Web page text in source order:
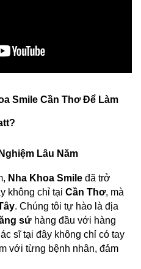
Smile Cần Thơ Để Làm
Lâu Năm
Nha Khoa Smile đã trở
không chỉ tại Cần Thơ, mà
. Chúng tôi tự hào là địa
sứ hàng đầu với hàng
sĩ tại đây không chỉ có tay
với từng bệnh nhân, đảm